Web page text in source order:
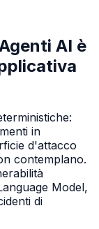
AI è
in
d'attacco
contemplano.
Model,
di